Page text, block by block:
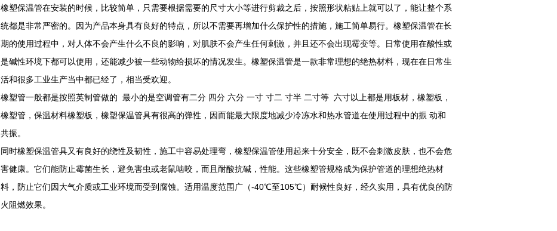
橡塑保温管在安装的时候，比较简单，只需要根据需要的尺寸大小等进行剪裁之后，按照形状粘贴上就可以了，能让整个系
统都是非常严密的。因为产品本身具有良好的特点，所以不需要再增加什么保护性的措施，施工简单易行。橡塑保温管在长
期的使用过程中，对人体不会产生什么不良的影响，对肌肤不会产生任何刺激，并且还不会出现霉变等。日常使用在酸性或
是碱性环境下都可以使用，还能减少被一些动物给损坏的情况发生。橡塑保温管是一款非常理想的绝热材料，现在在日常生
活和很多工业生产当中都已经了，相当受欢迎。
橡塑管一般都是按照英制管做的 最小的是空调管有二分 四分 六分 一寸 寸二 寸半 二寸等 六寸以上都是用板材，橡塑板，
橡塑管，保温材料橡塑板，橡塑保温管具有很高的弹性，因而能最大限度地减少冷冻水和热水管道在使用过程中的振 动和
共振。
同时橡塑保温管具又有良好的绕性及韧性，施工中容易处理弯，橡塑保温管使用起来十分安全，既不会刺激皮肤，也不会危
害健康。它们能防止霉菌生长，避免害虫或老鼠啮咬，而且耐酸抗碱，性能。这些橡塑管规格成为保护管道的理想绝热材
料，防止它们因大气介质或工业环境而受到腐蚀。适用温度范围广（-40℃至105℃）耐候性良好，经久实用，具有优良的防
火阻燃效果。